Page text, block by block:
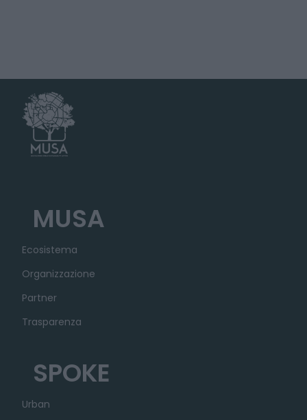
MUSA
Ecosistema
Organizzazione
Partner
Trasparenza
SPOKE
Urban